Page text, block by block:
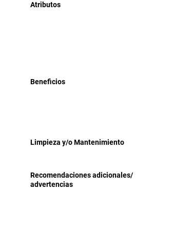
Atributos
Beneficios
Limpieza y/o Mantenimiento
Recomendaciones adicionales/
advertencias